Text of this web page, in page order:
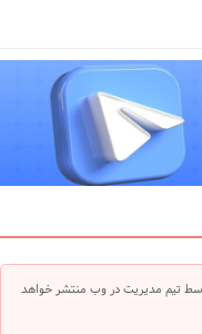
تیم مدیریت در وب منتشر خواهد